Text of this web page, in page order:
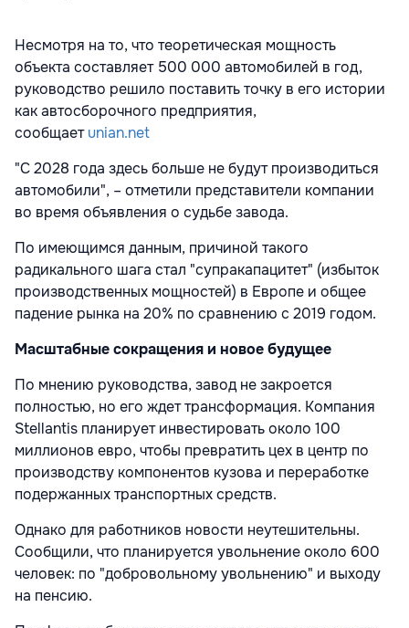
Несмотря на то, что теоретическая мощность
объекта составляет 500 000 автомобилей в год,
руководство решило поставить точку в его истории
как автосборочного предприятия,
сообщаетunian.net
"С 2028 года здесь больше не будут производиться
автомобили", – отметили представители компании
во время объявления о судьбе завода.
По имеющимся данным, причиной такого
радикального шага стал "супракапацитет" (избыток
производственных мощностей) в Европе и общее
падение рынка на 20% по сравнению с 2019 годом.
Масштабные сокращения и новое будущее
По мнению руководства, завод не закроется
полностью, но его ждет трансформация. Компания
Stellantis планирует инвестировать около 100
миллионов евро, чтобы превратить цех в центр по
производству компонентов кузова и переработке
подержанных транспортных средств.
Однако для работников новости неутешительны.
Сообщили, что планируется увольнение около 600
человек: по "добровольному увольнению" и выходу
на пенсию.